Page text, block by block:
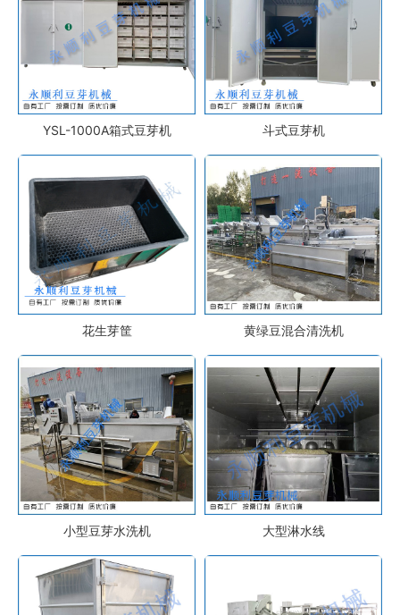
YSL-1000A箱式豆芽机 斗式豆芽机
花生芽筐 黄绿豆混合清洗机
小型豆芽水洗机 大型淋水线